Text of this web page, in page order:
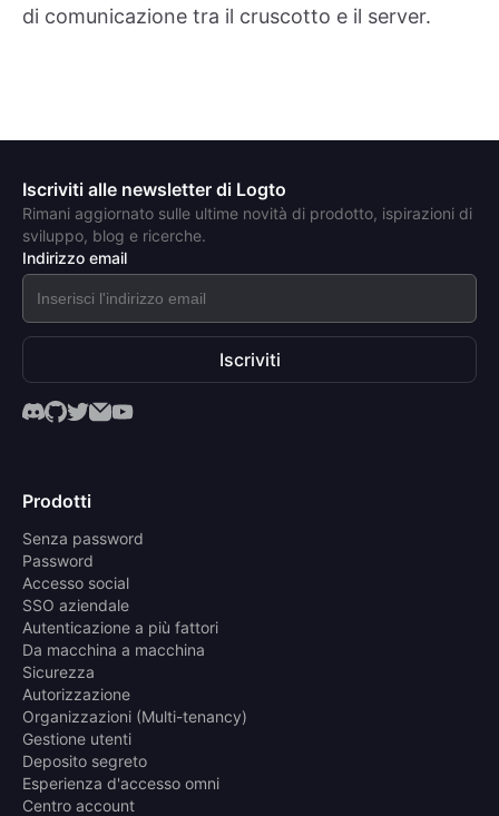
di comunicazione tra il cruscotto e il server.
Iscriviti alle newsletter di Logto
Rimani aggiornato sulle ultime novità di prodotto, ispirazioni di
sviluppo, blog e ricerche.
Indirizzo email
Iscriviti
Prodotti
Senza password
Password
Accesso social
SSO aziendale
Autenticazione a più fattori
Da macchina a macchina
Sicurezza
Autorizzazione
Organizzazioni (Multi-tenancy)
Gestione utenti
Deposito segreto
Esperienza d'accesso omni
Centro account